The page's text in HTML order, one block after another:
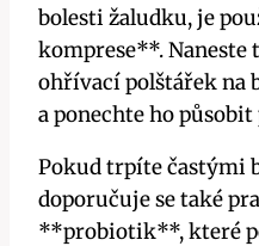
⁤bolesti žaludku, je​
komprese**.⁢ Naneste
ohřívací polštářek na
a ponechte ho
Pokud⁤ trpíte častými
doporučuje se také
**probiotik**, ⁣které